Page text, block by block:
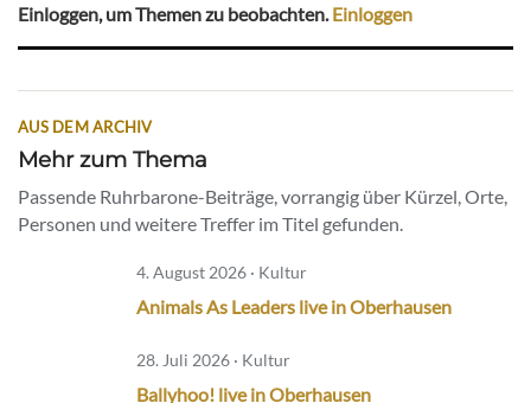
Einloggen, um Themen zu beobachten.Einloggen
AUS DEM ARCHIV
Mehr zum Thema
Passende Ruhrbarone-Beiträge, vorrangig über Kürzel, Orte,
Personen und weitere Treffer im Titel gefunden.
4. August 2026 · Kultur
Animals As Leaders live in Oberhausen
28. Juli 2026 · Kultur
Ballyhoo! live in Oberhausen